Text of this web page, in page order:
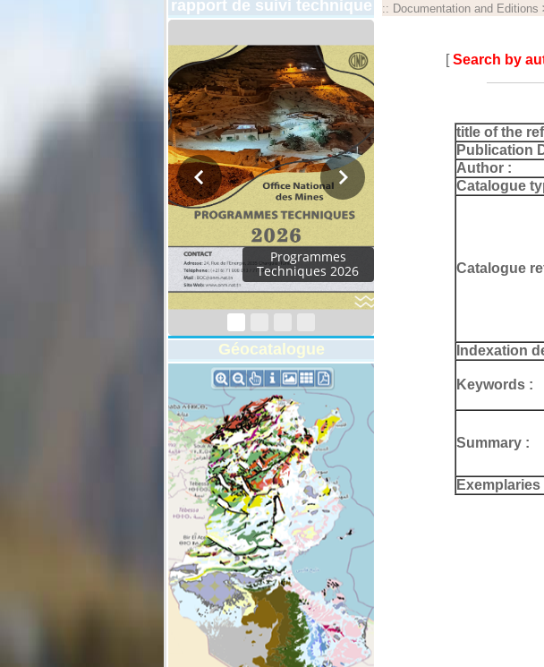
rapport de suivi technique
Programmes
Techniques 2026
Géocatalogue
:: Documentation and Editions
[Search by
title of the
Publication
Author :
Catalogue
Catalogue
Indexation
Keywords :
Summary :
Exemplaries